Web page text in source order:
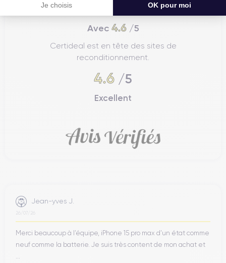
Je choisis OK pour moi
Avec 4.6/5
Certideal est en tête des sites de
reconditionnement.
4.6 /5
Excellent
Jean-yves J.
26/07/26
Merci beaucoup à l’équipe, iPhone 15 pro max d’un état comme
neuf comme la batterie. Je suis très content de mon achat et
...